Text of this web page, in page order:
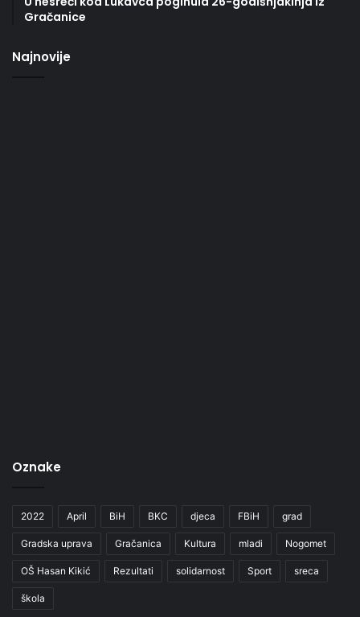
Gračanice
Najnovije
Oznake
2022 April BiH BKC djeca FBiH grad
Gradska uprava Gračanica Kultura mladi Nogomet
OŠ Hasan Kikić Rezultati solidarnost Sport sreca
škola